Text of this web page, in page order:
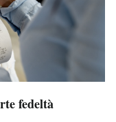
fedeltà